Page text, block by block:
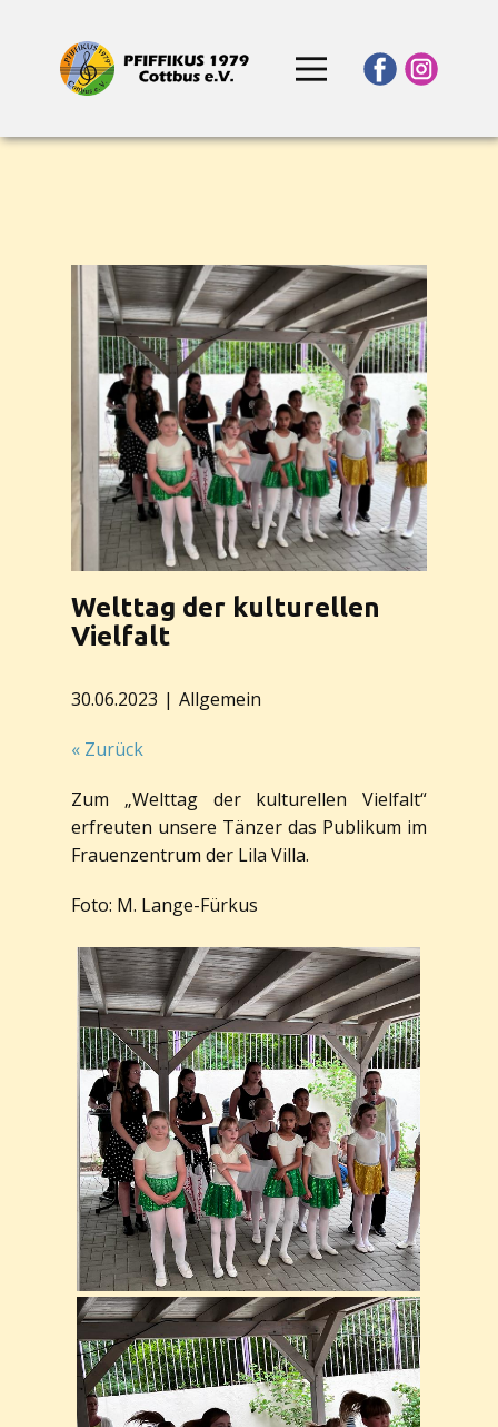
Welttag der kulturellen
Vielfalt
30.06.2023 Allgemein
« Zurück
Zum „Welttag der kulturellen Vielfalt“
erfreuten unsere Tänzer das Publikum im
Frauenzentrum der Lila Villa.
Foto: M. Lange-Fürkus